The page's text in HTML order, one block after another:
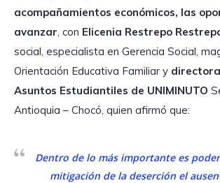
acompañamientos económicos, las
avanzar , con Elicenia Restrepo
social, especialista en Gerencia Social,
Orientación Educativa Familiar y
Asuntos Estudiantiles de UNIMINUTO
Antioquia – Chocó, quien afirmó que:
Dentro de lo más importante es
mitigación de la deserción el